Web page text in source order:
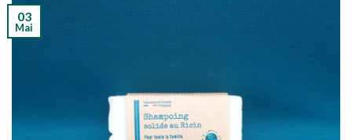
03
Mai